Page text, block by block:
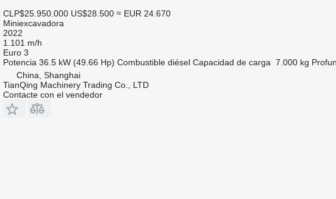
CLP$25.950.000 US$28.500 ≈ EUR 24.670
Miniexcavadora
2022
1.101 m/h
Euro 3
Potencia 36.5 kW (49.66 Hp) Combustible diésel Capacidad de carga 7.000 kg
China, Shanghai
TianQing Machinery Trading Co., LTD
Contacte con el vendedor